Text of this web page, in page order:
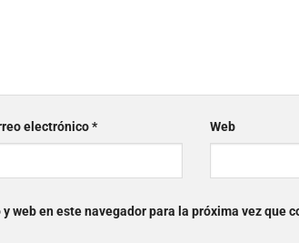
electrónico* Web
web en este navegador para la próxima vez que